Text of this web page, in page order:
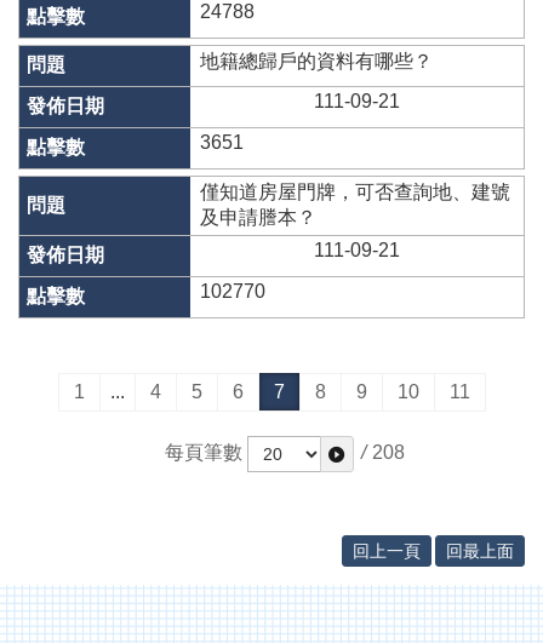
24788
地籍總歸戶的資料有哪些？
111-09-21
3651
僅知道房屋門牌，可否查詢地、建號
及申請謄本？
111-09-21
102770
1 ... 4 5 6 7 8 9 10 11
每頁筆數 / 208
回上一頁 回最上面